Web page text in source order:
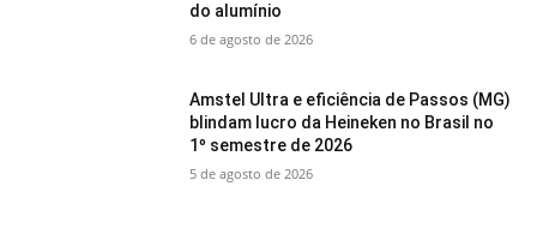
do alumínio
6 de agosto de 2026
Amstel Ultra e eficiência de Passos (MG)
blindam lucro da Heineken no Brasil no
1º semestre de 2026
5 de agosto de 2026